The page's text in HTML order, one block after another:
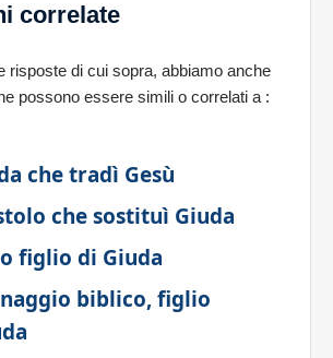
correlate
risposte di cui sopra, abbiamo anche
possono essere simili o correlati a :
che tradì Gesù
che sostituì Giuda
figlio di Giuda
biblico, figlio